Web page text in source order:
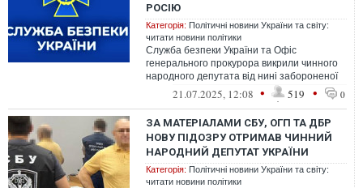
РОСІЮ
Категорія: Політичні новини України та світу:
читати новини політики
Служба безпеки України та Офіс
генерального прокурора викрили чинного
народного депутата від нині забороненої
партії ОПЗЖ Федора Христенка у
21.07.2025, 12:08 • 519 • 0
ЗА МАТЕРІАЛАМИ СБУ, ОГП ТА ДБР
НОВУ ПІДОЗРУ ОТРИМАВ ЧИННИЙ
НАРОДНИЙ ДЕПУТАТ УКРАЇНИ
Категорія: Політичні новини України та світу:
читати новини політики